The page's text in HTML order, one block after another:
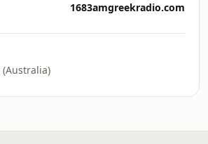
1683amgreekradio.com
(Australia)